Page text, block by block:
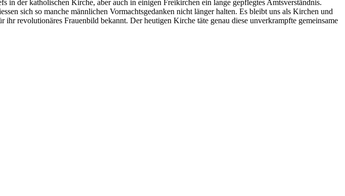
in der katholischen Kirche, aber auch in einigen Freikirchen ein lange gepflegtes Amtsverständnis.
sich so manche männlichen Vormachtsgedanken nicht länger halten. Es bleibt uns als Kirchen und
revolutionäres Frauenbild bekannt. Der heutigen Kirche täte genau diese unverkrampfte gemeinsame